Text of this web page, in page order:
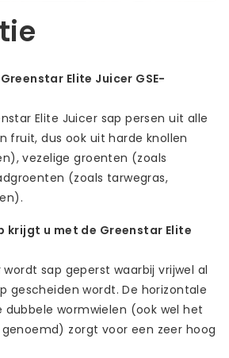
Elite Juicer GSE-
Elite Juicer sap persen uit alle
fruit, dus ook uit harde knollen
vezelige groenten (zoals
(zoals tarwegras,
krijgt u met de Greenstar Elite
sap geperst waarbij vrijwel al
gescheiden wordt. De horizontale
wormwielen (ook wel het
zorgt voor een zeer hoog